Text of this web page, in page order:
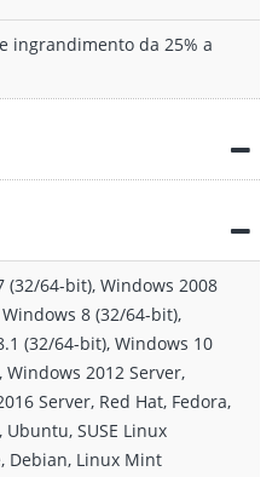
ingrandimento da 25% a
(32/64-bit), Windows 2008
8 (32/64-bit),
(32/64-bit), Windows 10
Windows 2012 Server,
Server, Red Hat, Fedora,
Ubuntu, SUSE Linux
Debian, Linux Mint